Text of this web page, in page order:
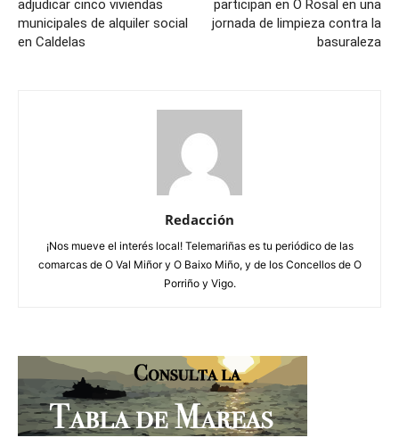
adjudicar cinco viviendas
municipales de alquiler social
en Caldelas
participan en O Rosal en una
jornada de limpieza contra la
basuraleza
Redacción
¡Nos mueve el interés local! Telemariñas es tu periódico de las
comarcas de O Val Miñor y O Baixo Miño, y de los Concellos de O
Porriño y Vigo.